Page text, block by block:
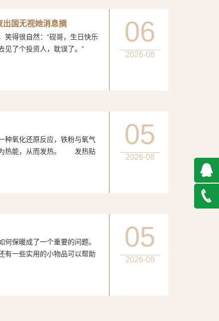
出国无视她消息摘
很自然：“砚哥，生日快乐
见了个投资人，耽误了。”
06
2026-08
化还原反应，铁粉与氧气
为热能，从而发热。 发热贴
05
2026-08
暖成了一个重要的问题。
有一些实用的小物品可以帮助
05
2026-08
QQ在